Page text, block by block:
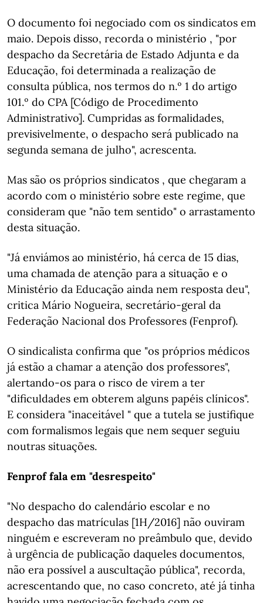
O documento foi negociado com os sindicatos em
maio. Depois disso, recorda o ministério , "por
despacho da Secretária de Estado Adjunta e da
Educação, foi determinada a realização de
consulta pública, nos termos do n.º 1 do artigo
101.º do CPA [Código de Procedimento
Administrativo]. Cumpridas as formalidades,
previsivelmente, o despacho será publicado na
segunda semana de julho", acrescenta.
Mas são os próprios sindicatos , que chegaram a
acordo com o ministério sobre este regime, que
consideram que "não tem sentido" o arrastamento
desta situação.
"Já enviámos ao ministério, há cerca de 15 dias,
uma chamada de atenção para a situação e o
Ministério da Educação ainda nem resposta deu",
critica Mário Nogueira, secretário-geral da
Federação Nacional dos Professores (Fenprof).
O sindicalista confirma que "os próprios médicos
já estão a chamar a atenção dos professores",
alertando-os para o risco de virem a ter
"dificuldades em obterem alguns papéis clínicos".
E considera "inaceitável " que a tutela se justifique
com formalismos legais que nem sequer seguiu
noutras situações.
Fenprof fala em "desrespeito"
"No despacho do calendário escolar e no
despacho das matrículas [1H/2016] não ouviram
ninguém e escreveram no preâmbulo que, devido
à urgência de publicação daqueles documentos,
não era possível a auscultação pública", recorda,
acrescentando que, no caso concreto, até já tinha